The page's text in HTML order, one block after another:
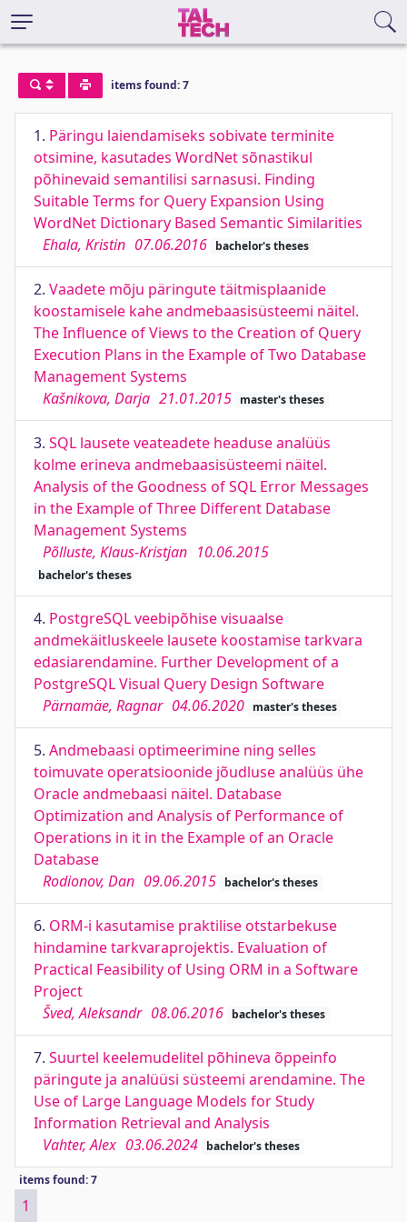
items found: 7
1. Päringu laiendamiseks sobivate terminite
otsimine, kasutades WordNet sõnastikul
põhinevaid semantilisi sarnasusi. Finding
Suitable Terms for Query Expansion Using
WordNet Dictionary Based Semantic Similarities
Ehala, Kristin 07.06.2016 bachelor's theses
2. Vaadete mõju päringute täitmisplaanide
koostamisele kahe andmebaasisüsteemi näitel.
The Influence of Views to the Creation of Query
Execution Plans in the Example of Two Database
Management Systems
Kašnikova, Darja 21.01.2015 master's theses
3. SQL lausete veateadete headuse analüüs
kolme erineva andmebaasisüsteemi näitel.
Analysis of the Goodness of SQL Error Messages
in the Example of Three Different Database
Management Systems
Põlluste, Klaus-Kristjan 10.06.2015
bachelor's theses
4. PostgreSQL veebipõhise visuaalse
andmekäitluskeele lausete koostamise tarkvara
edasiarendamine. Further Development of a
PostgreSQL Visual Query Design Software
Pärnamäe, Ragnar 04.06.2020 master's theses
5. Andmebaasi optimeerimine ning selles
toimuvate operatsioonide jõudluse analüüs ühe
Oracle andmebaasi näitel. Database
Optimization and Analysis of Performance of
Operations in it in the Example of an Oracle
Database
Rodionov, Dan 09.06.2015 bachelor's theses
6. ORM-i kasutamise praktilise otstarbekuse
hindamine tarkvaraprojektis. Evaluation of
Practical Feasibility of Using ORM in a Software
Project
Šved, Aleksandr 08.06.2016 bachelor's theses
7. Suurtel keelemudelitel põhineva õppeinfo
päringute ja analüüsi süsteemi arendamine. The
Use of Large Language Models for Study
Information Retrieval and Analysis
Vahter, Alex 03.06.2024 bachelor's theses
items found: 7
1